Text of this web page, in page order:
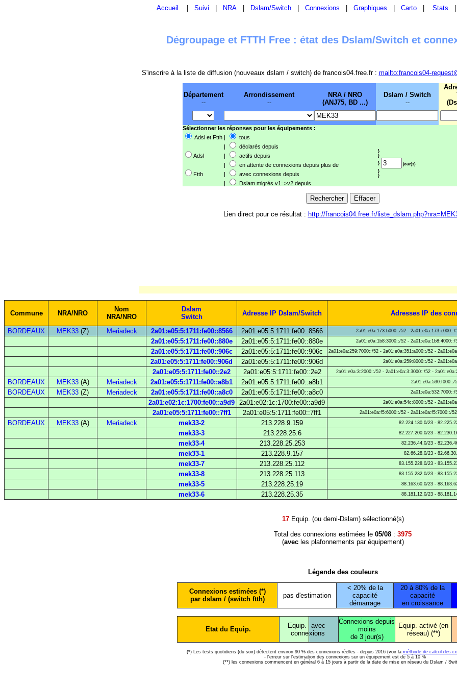
Accueil Suivi NRA Dslam/Switch Connexions Graphiques Carto Stats
Dégroupage et FTTH Free : état des Dslam/Switch et
S'inscrire à la liste de diffusion (nouveaux dslam / switch) de francois04.free.fr : mailto:francois04-
Département
--
Arrondissement
--
NRA / NRO
(ANJ75, BD ...)
Dslam / Switch
--
Sélectionner les réponses pour les équipements :
Adsl et Ftth |
tous
|
déclarés depuis
}
}
}
jour(s)
}
}
Adsl |
actifs depuis
|
en attente de connexions depuis plus de
Ftth
|
avec connexions depuis
|
Dslam migrés v1=>v2 depuis
Lien direct pour ce résultat : http://francois04.free.fr/
Commune NRA/NRO
Nom
NRA/NRO
Dslam
Switch
Adresse IP Dslam/Switch Adresses IP des
BORDEAUX
MEK33 (Z) Meriadeck 2a01:e05:5:1711:fe00::8566 2a01:e05:5:1711:fe00::8566 2a01:e0a:173:b000::/52 -
2a01:e05:5:1711:fe00::880e
2a01:e05:5:1711:fe00::880e 2a01:e0a:1b8:3000::/52 -
2a01:e05:5:1711:fe00::906c
2a01:e05:5:1711:fe00::906c 2a01:e0a:259:7000::/52 - 2a01:e0a:351:a000::/52 -
2a01:e05:5:1711:fe00::906d
2a01:e05:5:1711:fe00::906d 2a01:e0a:259:8000::/52 -
2a01:e05:5:1711:fe00::2e2
2a01:e05:5:1711:fe00::2e2 2a01:e0a:3:2000::/52 - 2a01:e0a:3:3000::/52 -
BORDEAUX
MEK33(A) Meriadeck 2a01:e05:5:1711:fe00::a8b1 2a01:e05:5:1711:fe00::a8b1 2a01:e0a:530:f000::/
BORDEAUX MEK33 (Z) Meriadeck 2a01:e05:5:1711:fe00::a8c0 2a01:e05:5:1711:fe00::a8c0 2a01:e0a:532:7000::/
2a01:e02:1c:1700:fe00::a9d9 2a01:e02:1c:1700:fe00::a9d9 2a01:e0a:54c:8000::/52 -
2a01:e05:5:1711:fe00::7ff1
2a01:e05:5:1711:fe00::7ff1 2a01:e0a:f5:6000::/52 - 2a01:e0a:f5:7000::/
BORDEAUX
MEK33(A) Meriadeck mek33-2 213.228.9.159 82.224.130.0/23 -
mek33-3 213.228.25.6 82.227.200.0/23 -
mek33-4 213.228.25.253 82.236.44.0/23 -
mek33-1 213.228.9.157 82.66.28.0/23 -
mek33-7 213.228.25.112 83.155.228.0/23 -
mek33-8 213.228.25.113 83.155.232.0/23 -
mek33-5 213.228.25.19 88.163.60.0/23 -
mek33-6 213.228.25.35 88.181.12.0/23 -
17Equip. (ou demi-Dslam) sélectionné(s)
Total des connexions estimées le 05/08 : 3975
(avecles plafonnements par équipement)
Légende des couleurs
Connexions estimées (*)
par dslam / (switch ftth)
pas d'estimation
< 20% de la
capacité
démarrage
20 à 80% de la
capacité
en croissance
Etat du Equip.
Equip.
conne
avec
xions
Connexions depuis
moins
de 3 jour(s)
Equip. activé (en
réseau) (**)
(*) Les tests quotidiens (du soir) détectent environ 90 % des connexions réelles - depuis 2016 (voir la méthode de calcul des
- l'erreur sur l'estimation des connexions sur un équipement est de 5 à 10 %
(**) les connexions commencent en général 6 à 15 jours à partir de la date de mise en réseau du Dslam /